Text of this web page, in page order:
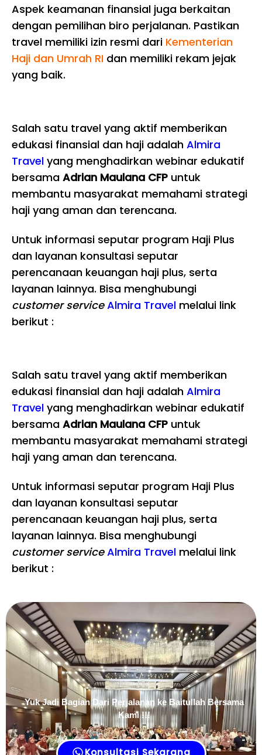
Aspek keamanan finansial juga berkaitan
dengan pemilihan biro perjalanan. Pastikan
travel memiliki izin resmi dari Kementerian
Haji dan Umrah RI dan memiliki rekam jejak
yang baik.
Salah satu travel yang aktif memberikan
edukasi finansial dan haji adalah Almira
Travel yang menghadirkan webinar edukatif
bersama Adrian Maulana CFP untuk
membantu masyarakat memahami strategi
haji yang aman dan terencana.
Untuk informasi seputar program Haji Plus
dan layanan konsultasi seputar
perencanaan keuangan haji plus, serta
layanan lainnya. Bisa menghubungi
customer serviceAlmira Travel melalui link
berikut :
Salah satu travel yang aktif memberikan
edukasi finansial dan haji adalah Almira
Travel yang menghadirkan webinar edukatif
bersama Adrian Maulana CFP untuk
membantu masyarakat memahami strategi
haji yang aman dan terencana.
Untuk informasi seputar program Haji Plus
dan layanan konsultasi seputar
perencanaan keuangan haji plus, serta
layanan lainnya. Bisa menghubungi
customer serviceAlmira Travel melalui link
berikut :
Yuk Jadi Bagian Dari Perjalanan ke Baitullah Bersama
Kami !!!
Konsultasi Sekarang